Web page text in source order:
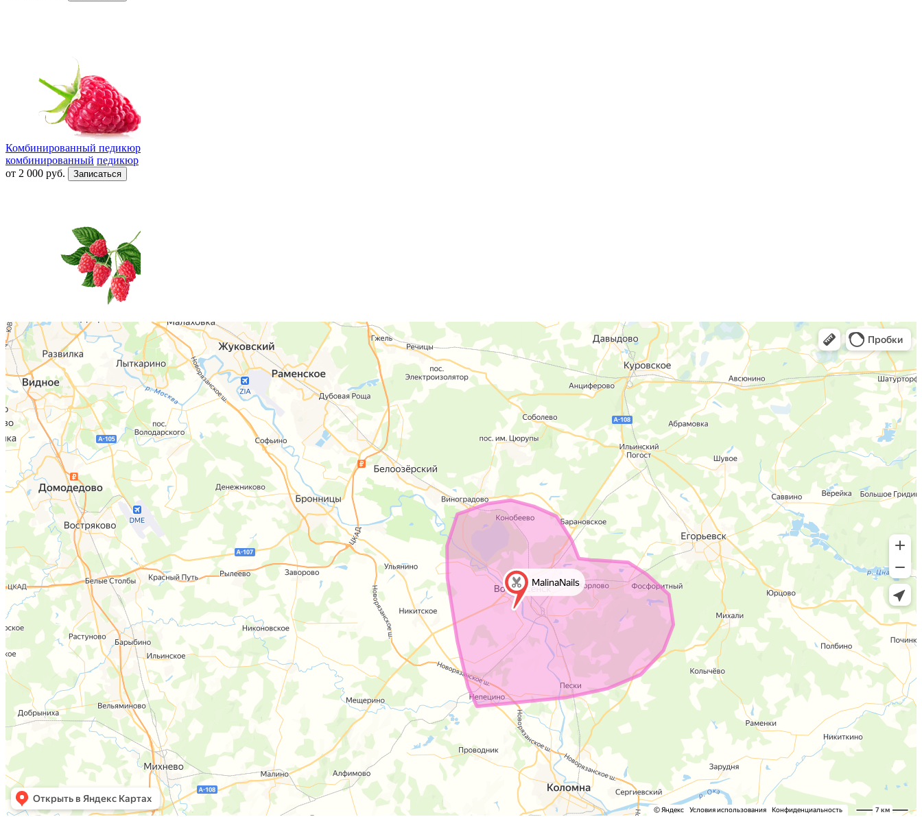
Комбинированный педикюр
комбинированный педикюр
от 2 000 руб.